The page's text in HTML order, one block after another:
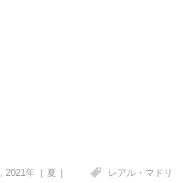
2021年［ 夏 ］
レアル・マドリ